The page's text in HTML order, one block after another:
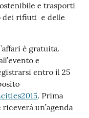
e trasporti
dei rifiuti e delle
è gratuita.
e
entro il 25
. Prima
un’agenda